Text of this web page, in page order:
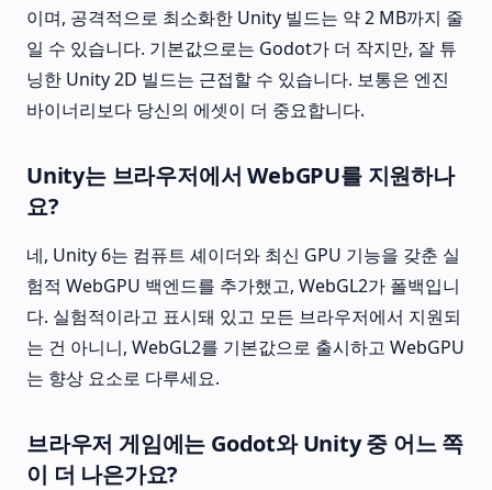
이며, 공격적으로 최소화한 Unity 빌드는 약 2 MB까지 줄
일 수 있습니다. 기본값으로는 Godot가 더 작지만, 잘 튜
닝한 Unity 2D 빌드는 근접할 수 있습니다. 보통은 엔진
바이너리보다 당신의 에셋이 더 중요합니다.
Unity는 브라우저에서 WebGPU를 지원하나
요?
네, Unity 6는 컴퓨트 셰이더와 최신 GPU 기능을 갖춘 실
험적 WebGPU 백엔드를 추가했고, WebGL2가 폴백입니
다. 실험적이라고 표시돼 있고 모든 브라우저에서 지원되
는 건 아니니, WebGL2를 기본값으로 출시하고 WebGPU
는 향상 요소로 다루세요.
브라우저 게임에는 Godot와 Unity 중 어느 쪽
이 더 나은가요?